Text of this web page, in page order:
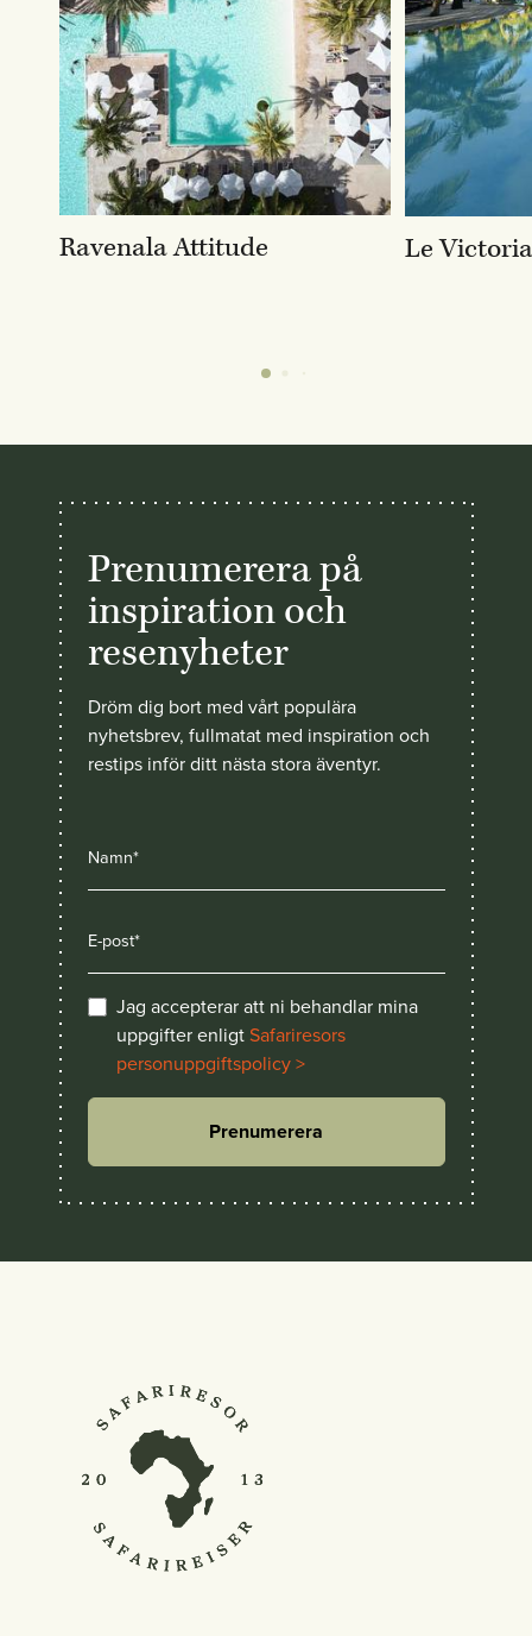
Ravenala Attitude Le Victoria
Prenumerera på
inspiration och
resenyheter
Dröm dig bort med vårt populära
nyhetsbrev, fullmatat med inspiration och
restips inför ditt nästa stora äventyr.
Jag accepterar att ni behandlar mina
uppgifter enligtSafariresors
personuppgiftspolicy >
Prenumerera